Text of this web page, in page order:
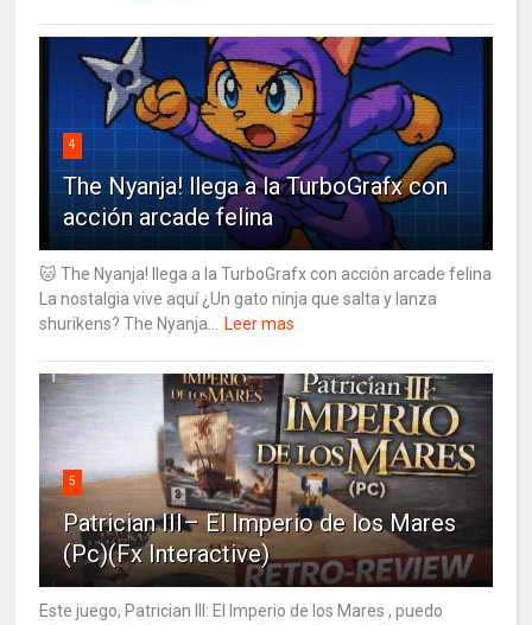
4
The Nyanja! llega a la TurboGrafx con
acción arcade felina
🐱 The Nyanja! llega a la TurboGrafx con acción arcade felina
La nostalgia vive aquí ¿Un gato ninja que salta y lanza
shurikens? The Nyanja...
Leer mas
5
Patrician III– El Imperio de los Mares
(Pc)(Fx Interactive)
Este juego, Patrician III: El Imperio de los Mares , puedo